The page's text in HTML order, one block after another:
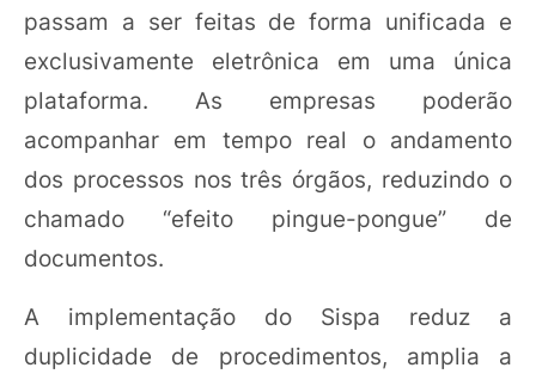
passam a ser feitas de forma unificada e
exclusivamente eletrônica em uma única
plataforma. As empresas poderão
acompanhar em tempo real o andamento
dos processos nos três órgãos, reduzindo o
chamado “efeito pingue-pongue” de
documentos.
A implementação do Sispa reduz a
duplicidade de procedimentos, amplia a